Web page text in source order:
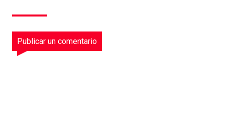
Publicar un comentario